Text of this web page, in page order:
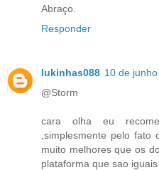
Abraço.
Responder
lukinhas088 10 de
@Storm
cara olha eu
,simplesmente pelo fato
muito melhores que os
plataforma que sao